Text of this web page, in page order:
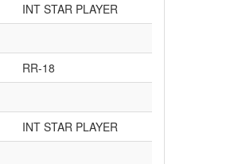
INT STAR PLAYER
RR-18
INT STAR PLAYER